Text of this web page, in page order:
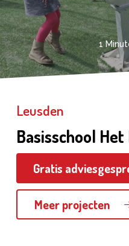
1
Leusden
Basisschool
Gratis
Meer projecten